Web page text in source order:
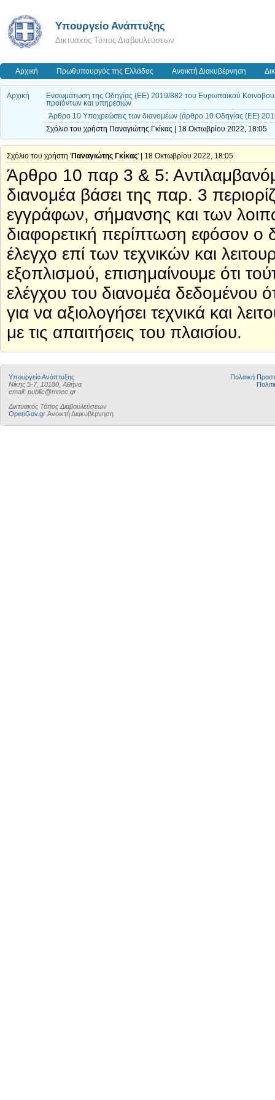
Υπουργείο Ανάπτυξης
Δικτυακός Τόπος Διαβουλεύσεων
Αρχική Πρωθυπουργός της Ελλάδας Ανοικτή Διακυβέρνηση
Αρχική
Ενσωμάτωση της Οδηγίας (ΕΕ) 2019/882 του Ευρωπαϊκού
προϊόντων και υπηρεσιών
Άρθρο 10 Υποχρεώσεις των διανομέων (άρθρο 10 Οδηγίας (ΕΕ)
Σχόλιο του χρήστη Παναγιώτης Γκίκας | 18 Οκτωβρίου 2022, 18:05
Σχόλιο του χρήστη 'Παναγιώτης Γκίκας' | 18 Οκτωβρίου 2022, 18:05
Άρθρο 10 παρ 3 & 5:
διανομέα βάσει της παρ. 3
εγγράφων, σήμανσης και των
διαφορετική περίπτωση εφόσον ο
έλεγχο επί των τεχνικών και
εξοπλισμού, επισημαίνουμε ότι
ελέγχου του διανομέα δεδομένου
για να αξιολογήσει τεχνικά και
με τις απαιτήσεις του πλαισίου.
Υπουργείο Ανάπτυξης
Νίκης 5-7, 10180, Αθήνα
email: public@mnec.gr
Δικτυακός Τόπος Διαβουλεύσεων
OpenGov.gr Ανοικτή Διακυβέρνηση
Πολιτική